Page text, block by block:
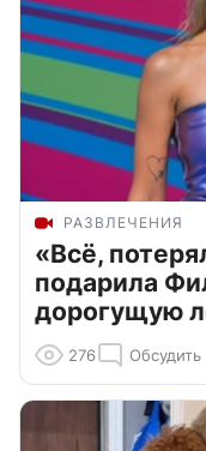
РАЗВЛЕЧЕНИЯ
«Всё,
подарила
дорогущую
276 Обсудить